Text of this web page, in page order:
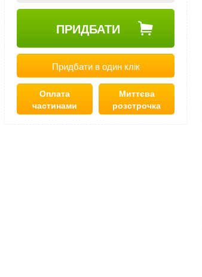
ПРИДБАТИ
Придбати в один клік
Оплата
частинами
Миттєва
розстрочка